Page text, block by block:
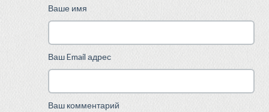
Ваше имя
Ваш Email адрес
Ваш комментарий